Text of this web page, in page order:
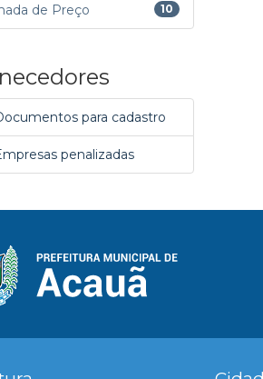
de Preço 10
para cadastro
penalizadas